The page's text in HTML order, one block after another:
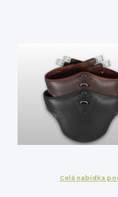
Celá nabídka